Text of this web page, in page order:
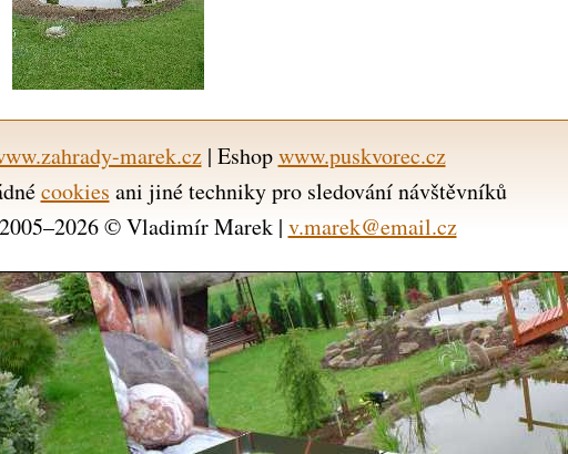
marek.cz| Eshopwww.puskvorec.cz
cookies ani jiné techniky pro sledování návštěvníků
© Vladimír Marek | v.marek@email.cz